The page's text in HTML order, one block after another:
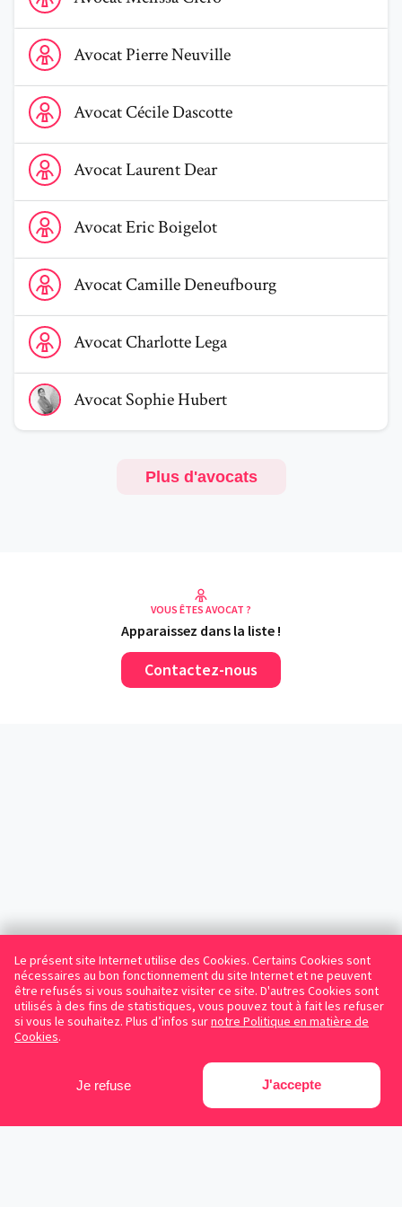
Le présent site Internet utilise des Cookies. Certains Cookies sont
nécessaires au bon fonctionnement du site Internet et ne peuvent
être refusés si vous souhaitez visiter ce site. D'autres Cookies sont
utilisés à des fins de statistiques, vous pouvez tout à fait les refuser
si vous le souhaitez. Plus d’infos surnotre Politique en matière de
Cookies.
Je refuse J'accepte
Voir le profil de AvocatPierre Neuville
AvocatPierreNeuville
Voir le profil de AvocatCécile Dascotte
AvocatCécileDascotte
Voir le profil de AvocatLaurent Dear
AvocatLaurentDear
Voir le profil de AvocatEric Boigelot
AvocatEricBoigelot
Voir le profil de AvocatCamille Deneufbourg
AvocatCamilleDeneufbourg
Voir le profil de AvocatCharlotte Lega
AvocatCharlotteLega
Voir le profil de AvocatSophie Hubert
AvocatSophieHubert
Plus d'avocats
VOUS ÊTES AVOCAT ?
Apparaissez dans la liste !
Contactez-nous